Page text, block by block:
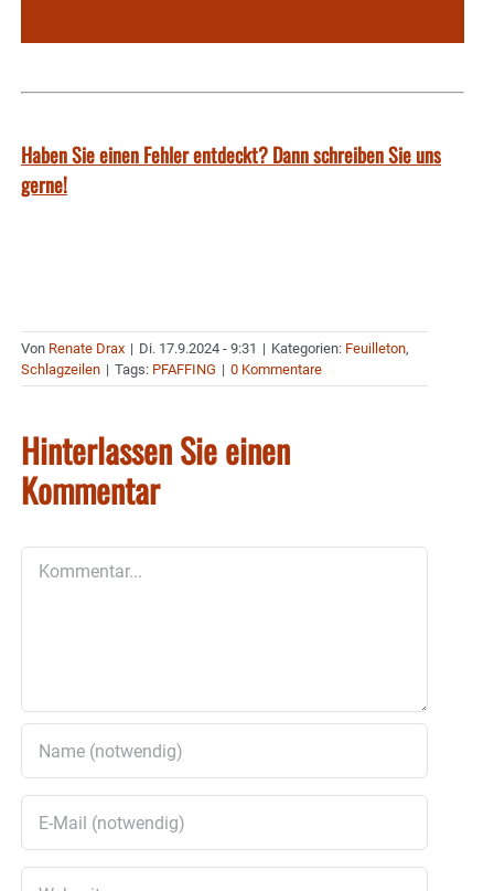
Haben Sie einen Fehler entdeckt? Dann schreiben Sie uns
gerne!
Von Renate Drax | Di. 17.9.2024 - 9:31 | Kategorien: Feuilleton,
Schlagzeilen | Tags: PFAFFING | 0 Kommentare
Hinterlassen Sie einen
Kommentar